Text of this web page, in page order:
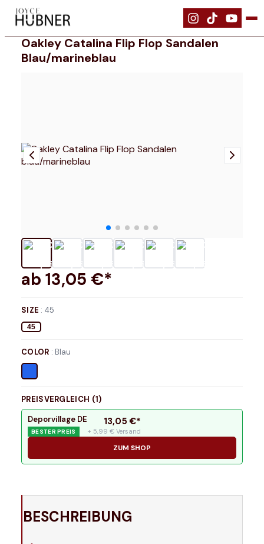
| Schuhe | Oakley Catalina Flip Flop Sandalen blau/marineblau
Oakley Catalina Flip Flop Sandalen
Blau/marineblau
ab 13,05 €*
SIZE : 45
45
COLOR : Blau
PREISVERGLEICH (1)
Deporvillage DE
BESTER PREIS
13,05 €*
+ 5,99 € Versand
ZUM SHOP
BESCHREIBUNG